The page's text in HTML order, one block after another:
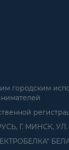
городским
Г. МИНСК,